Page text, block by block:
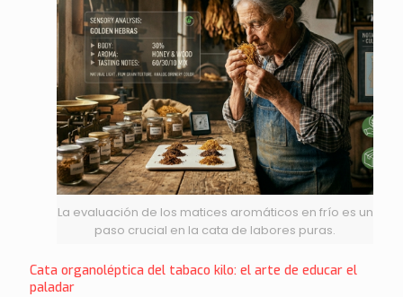
La evaluación de los matices aromáticos en frío es un
paso crucial en la cata de labores puras.
Cata organoléptica del tabaco kilo: el arte de educar el
paladar